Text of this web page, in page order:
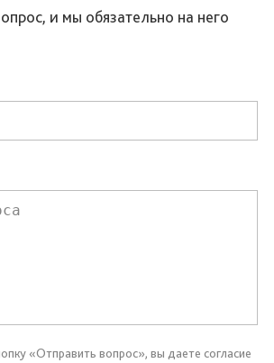
и мы обязательно на него
«Отправить вопрос», вы даете согласие